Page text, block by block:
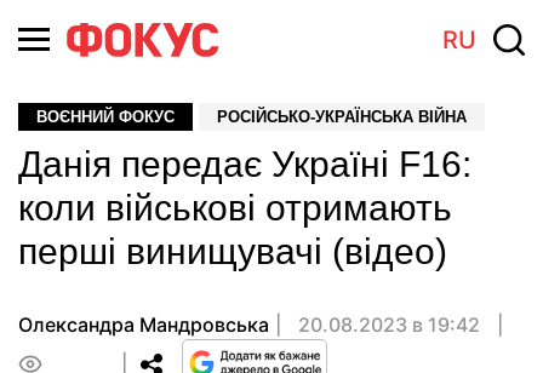
RU
ВОЄННИЙ ФОКУС РОСІЙСЬКО-УКРАЇНСЬКА ВІЙНА
Данія передає Україні F16:
коли військові отримають
перші винищувачі (відео)
Олександра Мандровська
20.08.2023 в 19:42